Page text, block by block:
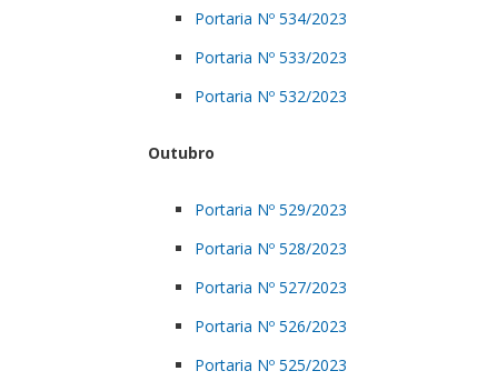
Portaria Nº 534/2023
Portaria Nº 533/2023
Portaria Nº 532/2023
Outubro
Portaria Nº 529/2023
Portaria Nº 528/2023
Portaria Nº 527/2023
Portaria Nº 526/2023
Portaria Nº 525/2023